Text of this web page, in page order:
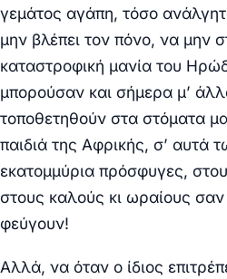
γεμάτος αγάπη, τόσο
μην βλέπει τον πόνο, να μην
καταστροφική μανία του
μπορούσαν και σήμερα μ’
τοποθετηθούν στα στόματα
παιδιά της Αφρικής, σ’ αυτά
εκατομμύρια πρόσφυγες,
στους καλούς κι ωραίους
φεύγουν!
Αλλά, να όταν ο ίδιος